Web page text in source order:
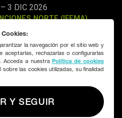
3 DIC 2026
NORTE (IFEMA)
CONTACTAR
Fundación CONAMA
la navegación por el sitio web y
aceptarlas, rechazarlas o configurarlas
Acceda a nuestraPolítica de cookies
las cookies utilizadas, su finalidad
Y SEGUIR